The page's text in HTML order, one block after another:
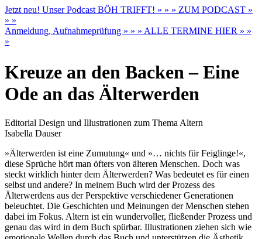
Jetzt neu! Unser Podcast BÖH TRIFFT! » » » ZUM PODCAST »
» »
Anmeldung, Aufnahmeprüfung » » » ALLE TERMINE HIER » »
»
Kreuze an den Backen – Eine
Ode an das Älterwerden
Editorial Design und Illustrationen zum Thema Altern
Isabella Dauser
»Älterwerden ist eine Zumutung« und »… nichts für Feiglinge!«,
diese Sprüche hört man öfters von älteren Menschen. Doch was
steckt wirklich hinter dem Älterwerden? Was bedeutet es für einen
selbst und andere? In meinem Buch wird der Prozess des
Älterwerdens aus der Perspektive verschiedener Generationen
beleuchtet. Die Geschichten und Meinungen der Menschen stehen
dabei im Fokus. Altern ist ein wundervoller, fließender Prozess und
genau das wird in dem Buch spürbar. Illustrationen ziehen sich wie